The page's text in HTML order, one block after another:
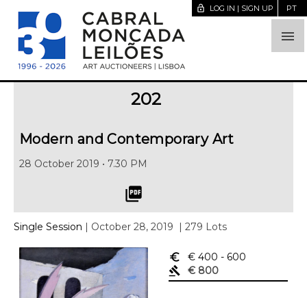

lock_open LOG IN | SIGN UP PT
202
Modern and Contemporary Art
28 October 2019 • 7.30 PM
picture_as_pdf
Single Session | October 28, 2019 | 279 Lots
euro_symbol € 400 - 600
gavel
€ 800